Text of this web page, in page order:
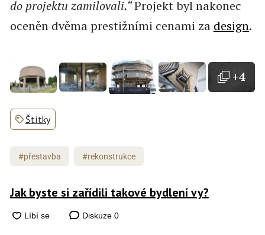
do projektu zamilovali.“Projekt byl nakonec
oceněn dvěma prestižními cenami za design.
+4
Štítky
#přestavba #rekonstrukce
Jak byste si zařídili takové bydlení vy?
Diskuze 0